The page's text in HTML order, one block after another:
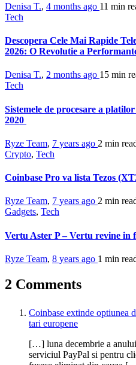
Denisa T., 4 months ago 11 min
Tech
Descopera Cele Mai Rapide
2026: O Revolutie a
Denisa T., 2 months ago 15 min
Tech
Sistemele de procesare a
2020
Ryze Team, 7 years ago 2 min
Crypto, Tech
Coinbase Pro va lista Tezos
Ryze Team, 7 years ago 2 min
Gadgets, Tech
Vertu Aster P – Vertu revine in
Ryze Team, 8 years ago 1 min
2 Comments
Coinbase extinde optiunea
tari europene
[…] luna decembrie a
serviciul PayPal si pentru